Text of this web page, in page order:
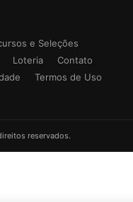
e Seleções
Loteria
Contato
Termos de Uso
reservados.